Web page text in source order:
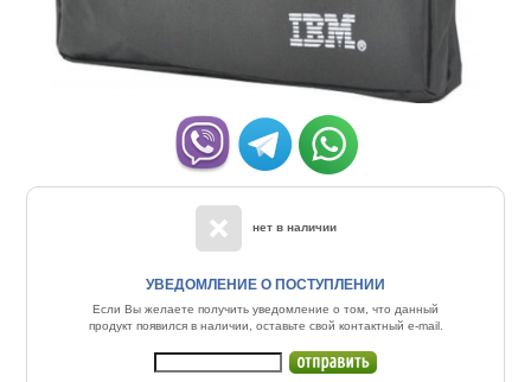
нет в наличии
УВЕДОМЛЕНИЕ О ПОСТУПЛЕНИИ
Если Вы желаете получить уведомление о том, что данный
продукт появился в наличии, оставьте свой контактный e-mail.